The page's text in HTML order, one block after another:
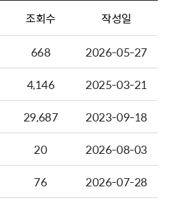
조회수 작성일
668
2026-05-27
4,146
2025-03-21
29,687
2023-09-18
20
2026-08-03
76
2026-07-28